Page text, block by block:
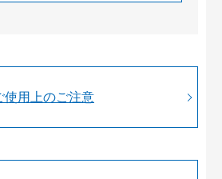
使用上のご注意